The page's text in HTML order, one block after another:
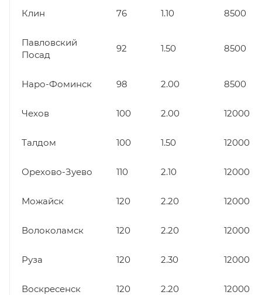
Клин 76 1.10 8500
Павловский
Посад
92 1.50 8500
Наро-Фоминск 98 2.00 8500
Чехов 100 2.00 12000
Талдом 100 1.50 12000
Орехово-Зуево 110 2.10 12000
Можайск 120 2.20 12000
Волоколамск 120 2.20 12000
Руза 120 2.30 12000
Воскресенск 120 2.20 12000